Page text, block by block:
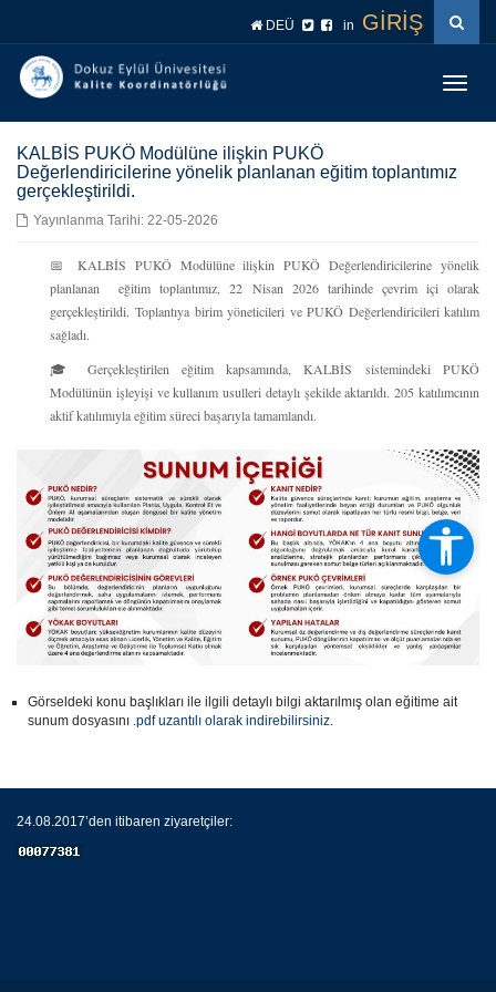
DEÜ in GİRİŞ
KALBİS PUKÖ Modülüne ilişkin PUKÖ
Değerlendiricilerine yönelik planlanan eğitim toplantımız
gerçekleştirildi.
Yayınlanma Tarihi: 22-05-2026
📅 KALBİS PUKÖ Modülüne ilişkin PUKÖ Değerlendiricilerine yönelik
planlanan eğitim toplantımız, 22 Nisan 2026 tarihinde çevrim içi olarak
gerçekleştirildi. Toplantıya birim yöneticileri ve PUKÖ Değerlendiricileri katılım
sağladı.
🎓 Gerçekleştirilen eğitim kapsamında, KALBİS sistemindeki PUKÖ
Modülünün işleyişi ve kullanım usulleri detaylı şekilde aktarıldı. 205 katılımcının
aktif katılımıyla eğitim süreci başarıyla tamamlandı.
Görseldeki konu başlıkları ile ilgili detaylı bilgi aktarılmış olan eğitime ait
sunum dosyasını .pdf uzantılı olarak indirebilirsiniz.
24.08.2017’den itibaren ziyaretçiler: